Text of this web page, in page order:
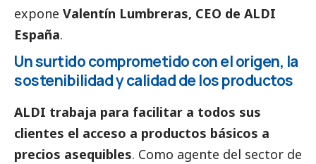
expone Valentín Lumbreras, CEO de ALDI
España.
Un surtido comprometido con el origen, la
sostenibilidad y calidad de los productos
ALDI trabaja para facilitar a todos sus
clientes el acceso a productos básicos a
precios asequibles. Como agente del sector de